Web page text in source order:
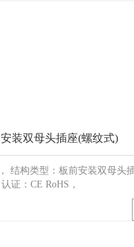
装双母头插座(螺纹式)
结构类型：板前安装双母头
证：CE RoHS，